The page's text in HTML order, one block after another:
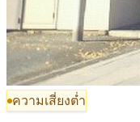
ความเสี่ยงต่ำ